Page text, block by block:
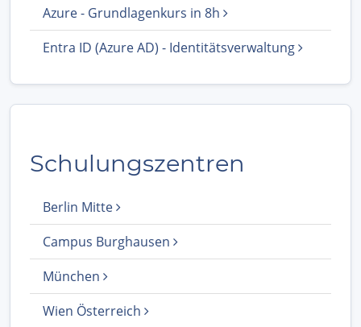
Azure - Grundlagenkurs in 8h
Entra ID (Azure AD) - Identitätsverwaltung
Schulungszentren
Berlin Mitte
Campus Burghausen
München
Wien Österreich